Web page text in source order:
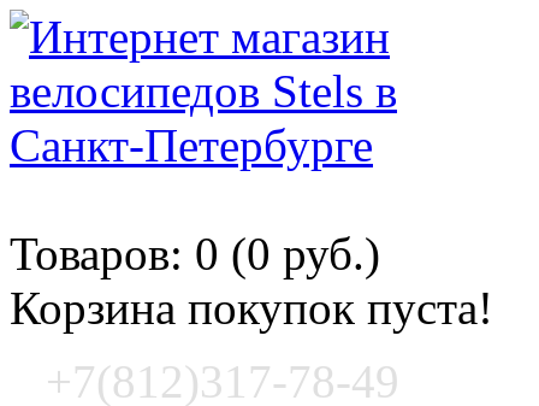
Товаров: 0 (0 руб.)
Корзина покупок пуста!
+7(812)317-78-49